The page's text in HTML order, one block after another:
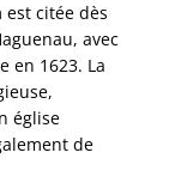
citée dès
avec
en 1623. La
église
de